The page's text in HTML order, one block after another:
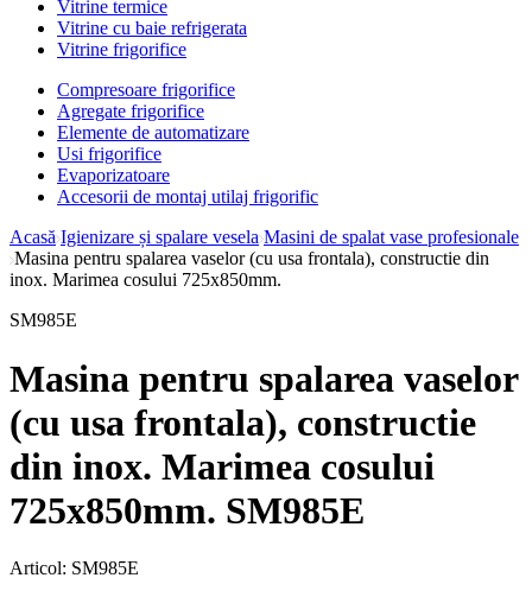
Vitrine termice
Vitrine cu baie refrigerata
Vitrine frigorifice
Compresoare frigorifice
Agregate frigorifice
Elemente de automatizare
Usi frigorifice
Evaporizatoare
Accesorii de montaj utilaj frigorific
Acasă Igienizare și spalare vesela Masini de spalat vase profesionale
Masina pentru spalarea vaselor (cu usa frontala), constructie din
inox. Marimea cosului 725x850mm.
SM985E
Masina pentru spalarea vaselor
(cu usa frontala), constructie
din inox. Marimea cosului
725x850mm. SM985E
Articol: SM985E